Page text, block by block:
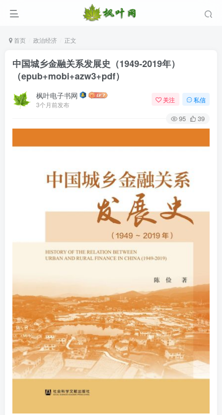
首页 政治经济 正文
中国城乡金融关系发展史（1949-2019年）
（epub+mobi+azw3+pdf）
枫叶电子书网
3个月前发布
关注 私信
95 39
登录
没有账号？立即注册
找回密码| 免密登录
登录